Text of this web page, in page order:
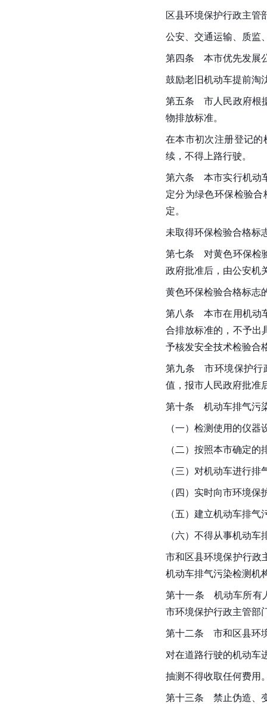
区县环境保护行政主管
公安、交通运输、质监
第四条　本市优先发展
鼓励老旧机动车提前淘
第五条　市人民政府根
物排放标准。
在本市初次注册登记
续，不得上路行驶。
第六条　本市实行机动
定分为绿色环保检验
定。
未取得环保检验合格标
第七条　对黄色环保检
政府批准后，由公安机
黄色环保检验合格标志
第八条　本市在用机动
合排放标准的，不予出
予核发安全技术检验合
第九条　市环境保护
值，报市人民政府批准
第十条　机动车排气污
（一）检测使用的仪
（二）按照本市确定
（三）对机动车进行
（四）实时向市环境
（五）建立机动车排气
（六）不得从事机动
市和区县环境保护行政
机动车排气污染检测机
第十一条　机动车所有
市环境保护行政主管部
第十二条　市和区县环
对在道路行驶的机动车
抽测不得收取任何费用
第十三条　禁止伪造、